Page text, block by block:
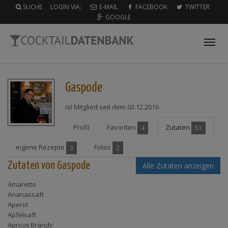
SUCHE LOGIN VIA: E-MAIL FACEBOOK
TWITTER
GOOGLE
Gaspode
ist Mitglied seit dem 03.12.2016
Profil Favoriten 4 Zutaten 51
eigene Rezepte 3 Fotos 2
Alle Zutaten anzeigen
Zutaten von Gaspode
Amaretto
Ananassaft
Aperol
Apfelsaft
Apricot Brandy